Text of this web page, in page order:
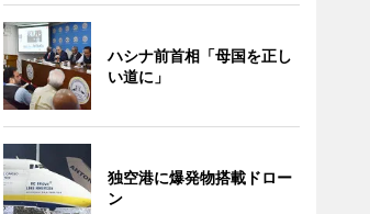
ハシナ前首相「母国を正し
い道に」
独空港に爆発物搭載ドロー
ン